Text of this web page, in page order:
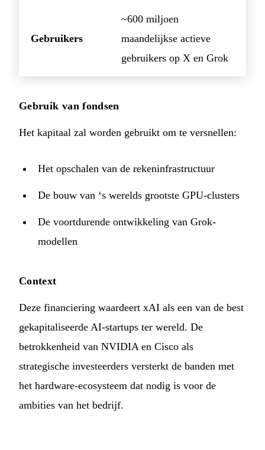
Gebruikers
~600 miljoen
maandelijkse actieve
gebruikers op X en Grok
Gebruik van fondsen
Het kapitaal zal worden gebruikt om te versnellen:
Het opschalen van de rekeninfrastructuur
De bouw van ‘s werelds grootste GPU-clusters
De voortdurende ontwikkeling van Grok-
modellen
Context
Deze financiering waardeert xAI als een van de best
gekapitaliseerde AI-startups ter wereld. De
betrokkenheid van NVIDIA en Cisco als
strategische investeerders versterkt de banden met
het hardware-ecosysteem dat nodig is voor de
ambities van het bedrijf.